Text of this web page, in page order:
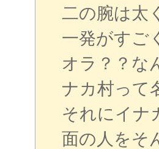
二の腕は太
一発がすご
オラ？？な
ナカ村って
それにイナ
面の人をそ